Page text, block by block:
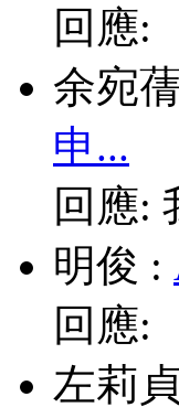
回應:
余宛
申...
回應:
明俊 :
回應:
左莉